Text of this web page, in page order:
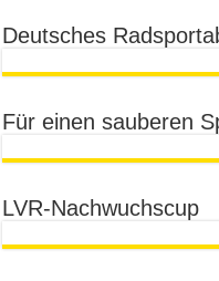
Deutsches
Für einen sauberen
LVR-Nachwuchscup